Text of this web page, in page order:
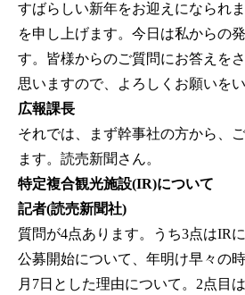
すばらしい新年をお迎えになられ
を申し上げます。今日は私からの
す。皆様からのご質問にお答えを
思いますので、よろしくお願いをい
広報課長
それでは、まず幹事社の方から、
ます。読売新聞さん。
特定複合観光施設(IR)について
記者(読売新聞社)
質問が4点あります。うち3点はIR
公募開始について、年明け早々の
月7日とした理由について。2点目